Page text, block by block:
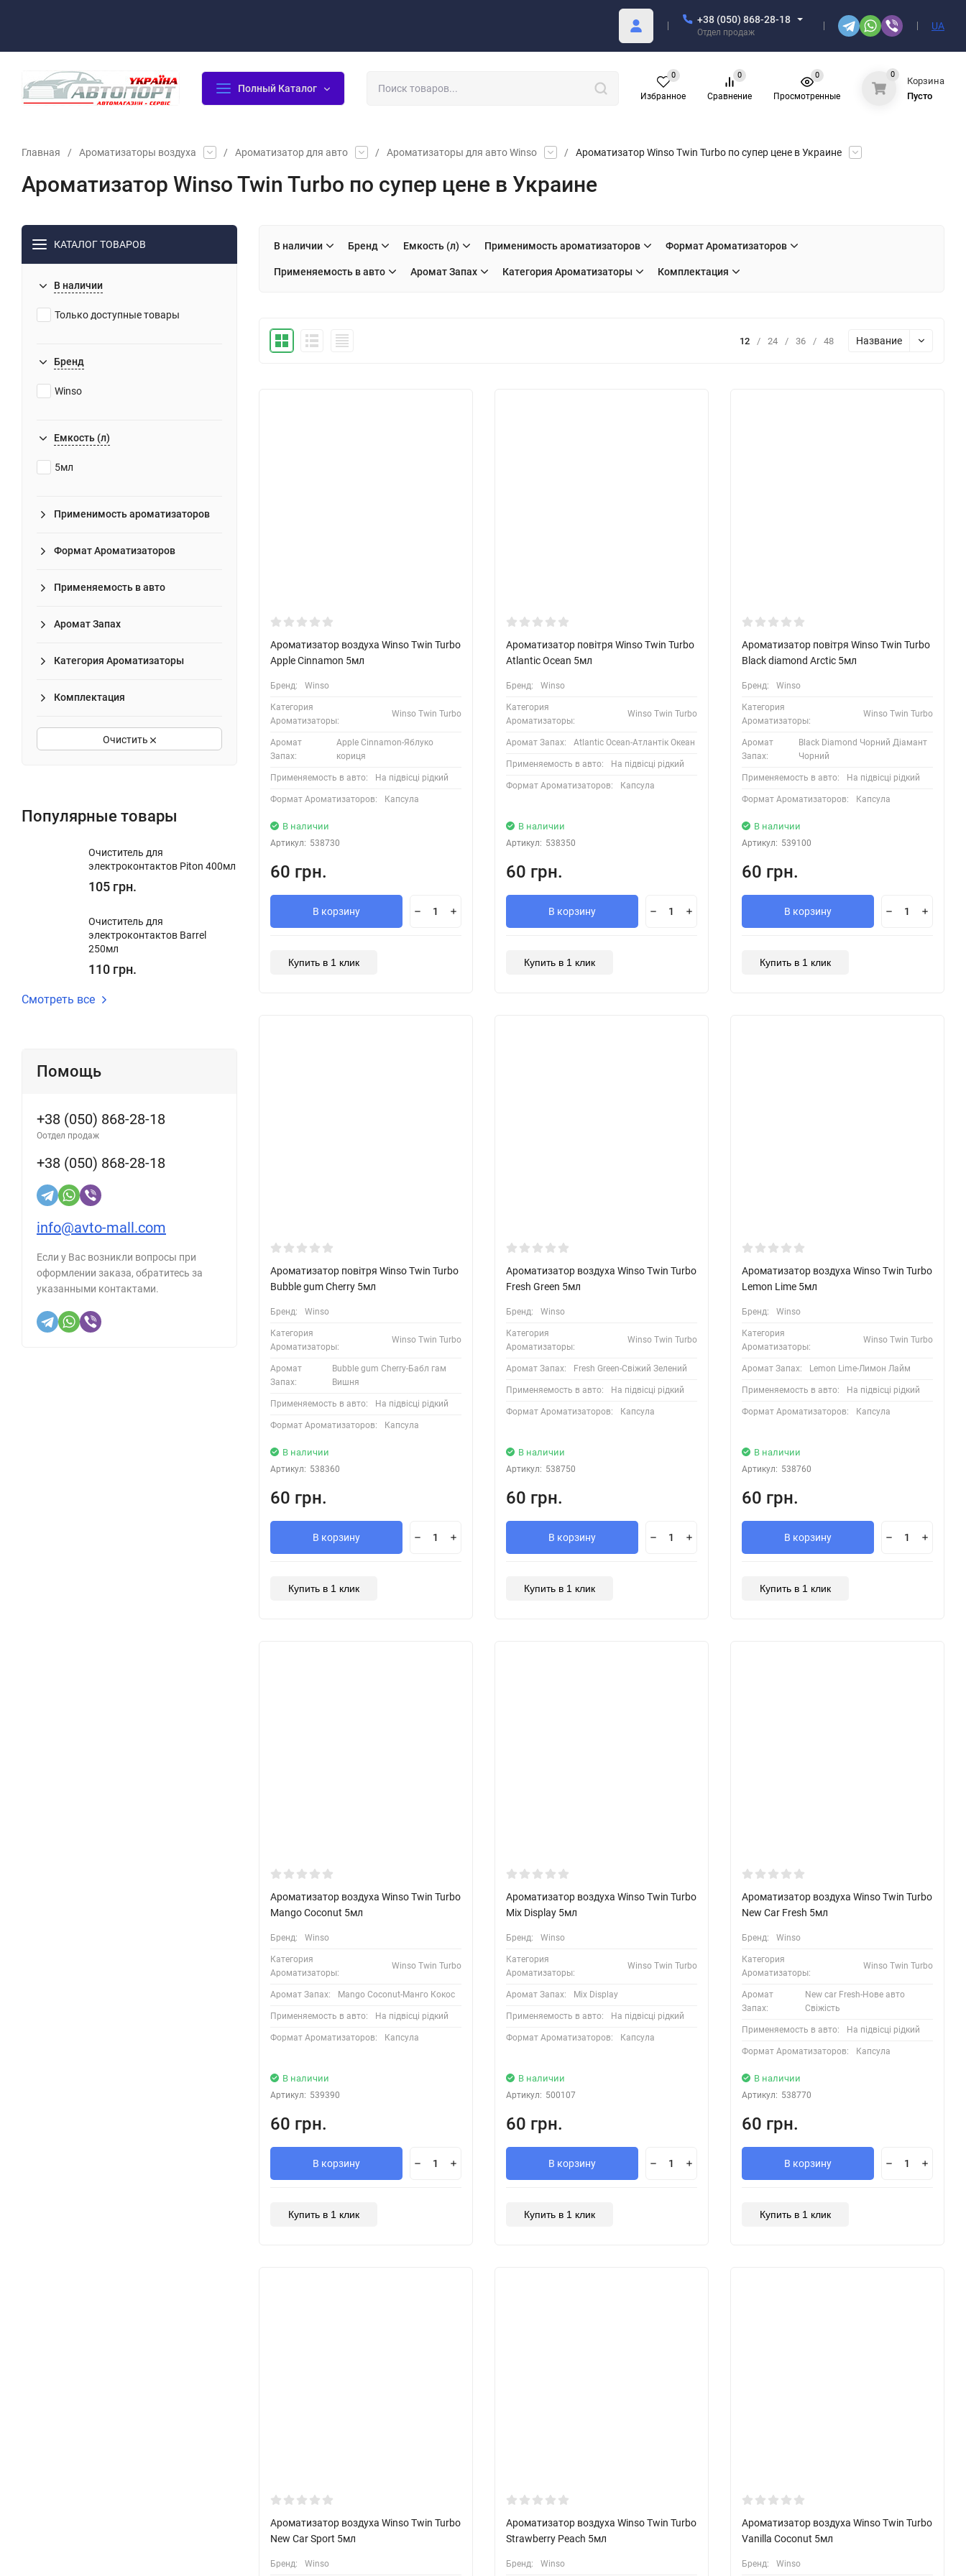
+38 (050) 868-28-18
Отдел продаж
UA
Полный Каталог
Избранное
0
Сравнение
0
Просмотренные
0 0
Корзина
Пусто
Главная / Ароматизаторы воздуха / Ароматизатор для авто / Ароматизаторы для авто Winso / Ароматизатор Winso Twin Turbo по супер цене в Украине
Ароматизатор Winso Twin Turbo по супер цене в Украине
КАТАЛОГ ТОВАРОВ
В наличии
Только доступные товары
Бренд
Winso
Емкость (л)
5мл
Применимость ароматизаторов
Формат Ароматизаторов
Применяемость в авто
Аромат Запах
Категория Ароматизаторы
Комплектация
Очистить
Популярные товары
Очиститель для
электроконтактов Piton 400мл
105 грн.
Очиститель для
электроконтактов Barrel
250мл
110 грн.
Смотреть все
Помощь
+38 (050) 868-28-18
Оотдел продаж
+38 (050) 868-28-18
info@avto-mall.com
Если у Вас возникли вопросы при
оформлении заказа, обратитесь за
указанными контактами.
В наличии Бренд Емкость (л) Применимость ароматизаторов Формат Ароматизаторов
Применяемость в авто Аромат Запах Категория Ароматизаторы Комплектация
12 / 24 / 36 / 48 Название
Ароматизатор воздуха Winso Twin Turbo
Apple Cinnamon 5мл
Бренд: Winso
Категория
Ароматизаторы:
Winso Twin Turbo
Аромат
Запах:
Apple Cinnamon-Яблуко
кориця
Применяемость в авто: На підвісці рідкий
Формат Ароматизаторов: Капсула
В наличии
Артикул: 538730
60 грн.
В корзину
Купить в 1 клик
Ароматизатор повітря Winso Twin Turbo
Atlantic Ocean 5мл
Бренд: Winso
Категория
Ароматизаторы:
Winso Twin Turbo
Аромат Запах: Atlantic Ocean-Атлантік Океан
Применяемость в авто: На підвісці рідкий
Формат Ароматизаторов: Капсула
В наличии
Артикул: 538350
60 грн.
В корзину
Купить в 1 клик
Ароматизатор повітря Winso Twin Turbo
Black diamond Arctic 5мл
Бренд: Winso
Категория
Ароматизаторы:
Winso Twin Turbo
Аромат
Запах:
Black Diamond Чорний Діамант
Чорний
Применяемость в авто: На підвісці рідкий
Формат Ароматизаторов: Капсула
В наличии
Артикул: 539100
60 грн.
В корзину
Купить в 1 клик
Ароматизатор повітря Winso Twin Turbo
Bubble gum Cherry 5мл
Бренд: Winso
Категория
Ароматизаторы:
Winso Twin Turbo
Аромат
Запах:
Bubble gum Cherry-Бабл гам
Вишня
Применяемость в авто: На підвісці рідкий
Формат Ароматизаторов: Капсула
В наличии
Артикул: 538360
60 грн.
В корзину
Купить в 1 клик
Ароматизатор воздуха Winso Twin Turbo
Fresh Green 5мл
Бренд: Winso
Категория
Ароматизаторы:
Winso Twin Turbo
Аромат Запах: Fresh Green-Свіжий Зелений
Применяемость в авто: На підвісці рідкий
Формат Ароматизаторов: Капсула
В наличии
Артикул: 538750
60 грн.
В корзину
Купить в 1 клик
Ароматизатор воздуха Winso Twin Turbo
Lemon Lime 5мл
Бренд: Winso
Категория
Ароматизаторы:
Winso Twin Turbo
Аромат Запах: Lemon Lime-Лимон Лайм
Применяемость в авто: На підвісці рідкий
Формат Ароматизаторов: Капсула
В наличии
Артикул: 538760
60 грн.
В корзину
Купить в 1 клик
Ароматизатор воздуха Winso Twin Turbo
Mango Coconut 5мл
Бренд: Winso
Категория
Ароматизаторы:
Winso Twin Turbo
Аромат Запах: Mango Coconut-Манго Кокос
Применяемость в авто: На підвісці рідкий
Формат Ароматизаторов: Капсула
В наличии
Артикул: 539390
60 грн.
В корзину
Купить в 1 клик
Ароматизатор воздуха Winso Twin Turbo
Mix Display 5мл
Бренд: Winso
Категория
Ароматизаторы:
Winso Twin Turbo
Аромат Запах: Mix Display
Применяемость в авто: На підвісці рідкий
Формат Ароматизаторов: Капсула
В наличии
Артикул: 500107
60 грн.
В корзину
Купить в 1 клик
Ароматизатор воздуха Winso Twin Turbo
New Car Fresh 5мл
Бренд: Winso
Категория
Ароматизаторы:
Winso Twin Turbo
Аромат
Запах:
New car Fresh-Нове авто
Свіжість
Применяемость в авто: На підвісці рідкий
Формат Ароматизаторов: Капсула
В наличии
Артикул: 538770
60 грн.
В корзину
Купить в 1 клик
Ароматизатор воздуха Winso Twin Turbo
New Car Sport 5мл
Бренд: Winso
Ароматизатор воздуха Winso Twin Turbo
Strawberry Peach 5мл
Бренд: Winso
Ароматизатор воздуха Winso Twin Turbo
Vanilla Coconut 5мл
Бренд: Winso